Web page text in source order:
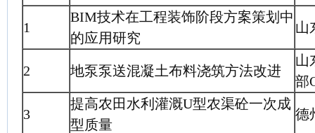
1
BIM技术在工程装饰阶段方案策划中
的应用研究
山
2 地泵泵送混凝土布料浇筑方法改进
山
部
3
提高农田水利灌溉U型农渠砼一次成
型质量
德